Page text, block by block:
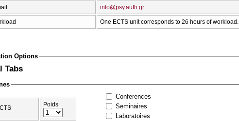
info@psy.auth.gr
One ECTS unit corresponds to 26 hours of workload.
Options
Tabs
Poids
Conferences
Seminaires
Laboratoires